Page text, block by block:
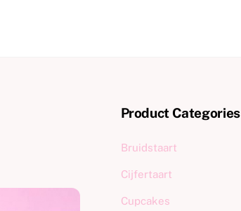
Product Categories
Bruidstaart
Cijfertaart
Cupcakes